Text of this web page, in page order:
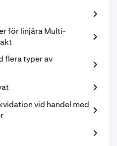
för linjära Multi-
flera typer av
vid handel med